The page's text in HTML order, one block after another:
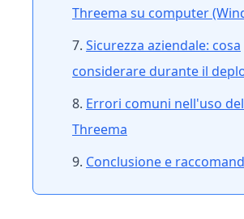
Threema su computer
Sicurezza aziendale: cosa
considerare durante il
Errori comuni nell'uso
Threema
Conclusione e